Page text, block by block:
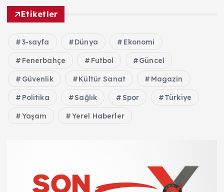
Etiketler
3-sayfa Dünya Ekonomi
Fenerbahçe Futbol Güncel
Güvenlik Kültür Sanat Magazin
Politika Sağlık Spor Türkiye
Yaşam Yerel Haberler